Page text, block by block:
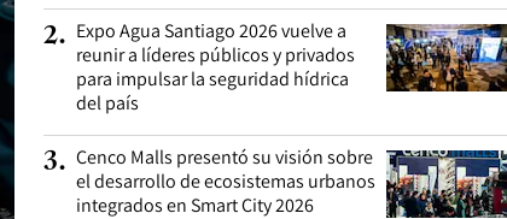
2. Expo Agua Santiago 2026 vuelve a
reunir a líderes públicos y privados
para impulsar la seguridad hídrica
del país
3. Cenco Malls presentó su visión sobre
el desarrollo de ecosistemas urbanos
integrados en Smart City 2026